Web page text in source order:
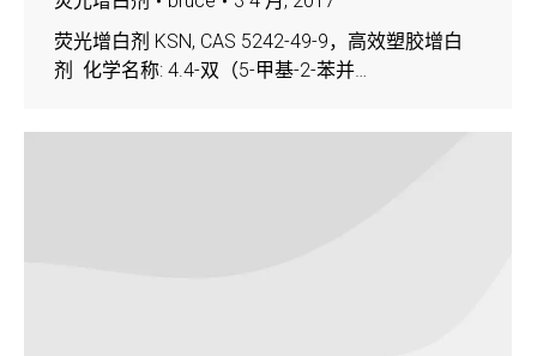
荧光增白剂 KSN, CAS 5242-49-9，高效塑胶增白
剂 化学名称: 4.4-双（5-甲基-2-苯并…